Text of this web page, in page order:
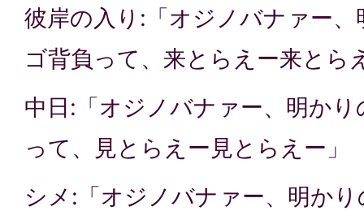
彼岸の入り:「オジノバナァー
ゴ背負って、来とらえー来とら
中日:「オジノバナァー、明か
って、見とらえー見とらえー」
シメ:「オジノバナァー、明か